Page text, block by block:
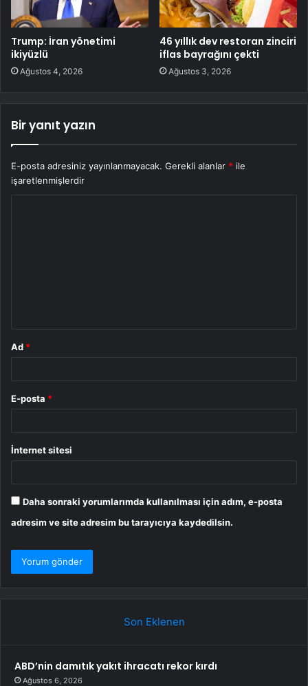
Trump: İran yönetimi
ikiyüzlü
Ağustos 4, 2026
46 yıllık dev restoran zinciri
iflas bayrağını çekti
Ağustos 3, 2026
Bir yanıt yazın
E-posta adresiniz yayınlanmayacak. Gerekli alanlar * ile
işaretlenmişlerdir
Ad *
E-posta *
İnternet sitesi
Daha sonraki yorumlarımda kullanılması için adım, e-posta
adresim ve site adresim bu tarayıcıya kaydedilsin.
Son Eklenen
ABD’nin damıtık yakıt ihracatı rekor kırdı
Ağustos 6, 2026